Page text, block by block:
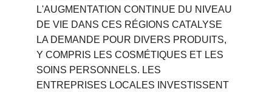
L'AUGMENTATION CONTINUE DU NIVEAU
DE VIE DANS CES RÉGIONS CATALYSE
LA DEMANDE POUR DIVERS PRODUITS,
Y COMPRIS LES COSMÉTIQUES ET LES
SOINS PERSONNELS. LES
ENTREPRISES LOCALES INVESTISSENT